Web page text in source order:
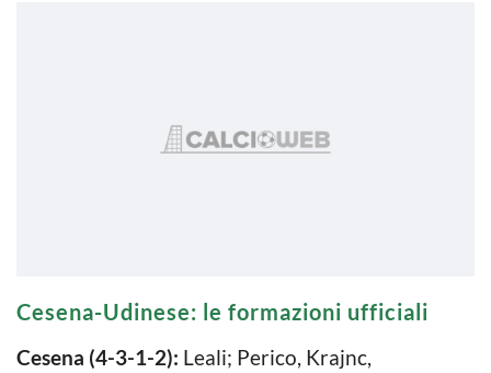
Cesena-Udinese: le formazioni ufficiali
Cesena (4-3-1-2): Leali; Perico, Krajnc,